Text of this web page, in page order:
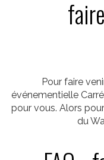
Pour faire
événementielle
pour vous. Alors
du